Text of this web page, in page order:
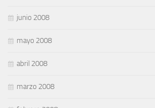
junio 2008
mayo 2008
abril 2008
marzo 2008